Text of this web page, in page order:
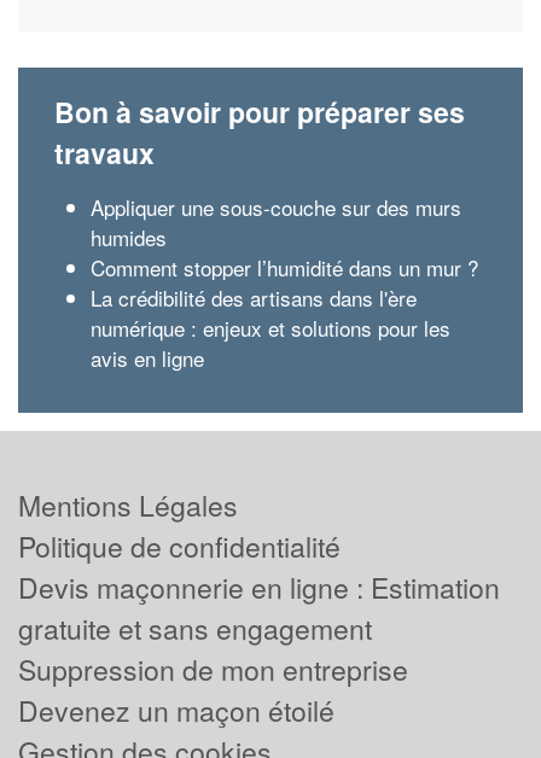
Bon à savoir pour préparer ses
travaux
Appliquer une sous-couche sur des murs
humides
Comment stopper l’humidité dans un mur ?
La crédibilité des artisans dans l'ère
numérique : enjeux et solutions pour les
avis en ligne
Mentions Légales
Politique de confidentialité
Devis maçonnerie en ligne : Estimation
gratuite et sans engagement
Suppression de mon entreprise
Devenez un maçon étoilé